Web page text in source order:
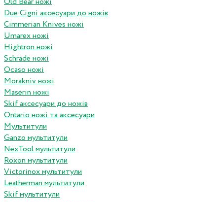
Due Cigni аксесуари до ножів
Cimmerian Knives ножі
Umarex ножі
Hightron ножі
Schrade ножі
Ocaso ножі
Morakniv ножі
Maserin ножі
Skif аксесуари до ножів
Ontario ножі та аксесуари
Мультитули
Ganzo мультитули
NexTool мультитули
Roxon мультитули
Victorinox мультитули
Leatherman мультитули
Skif мультитули